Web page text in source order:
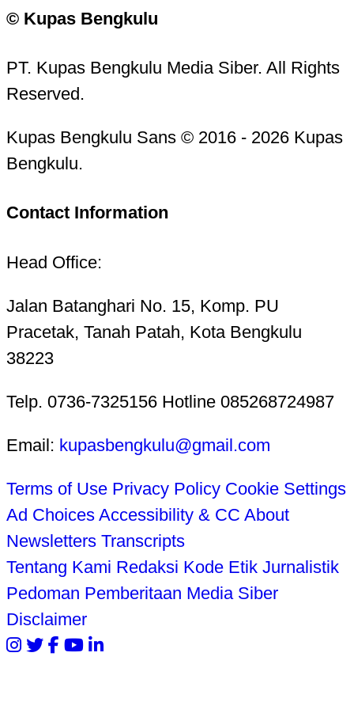
© Kupas Bengkulu
PT. Kupas Bengkulu Media Siber. All Rights
Reserved.
Kupas Bengkulu Sans © 2016 - 2026 Kupas
Bengkulu.
Contact Information
Head Office:
Jalan Batanghari No. 15, Komp. PU
Pracetak, Tanah Patah, Kota Bengkulu
38223
Telp. 0736-7325156 Hotline 085268724987
Email: kupasbengkulu@gmail.com
Terms of Use Privacy Policy Cookie Settings
Ad Choices Accessibility & CC About
Newsletters Transcripts
Tentang Kami Redaksi Kode Etik Jurnalistik
Pedoman Pemberitaan Media Siber
Disclaimer